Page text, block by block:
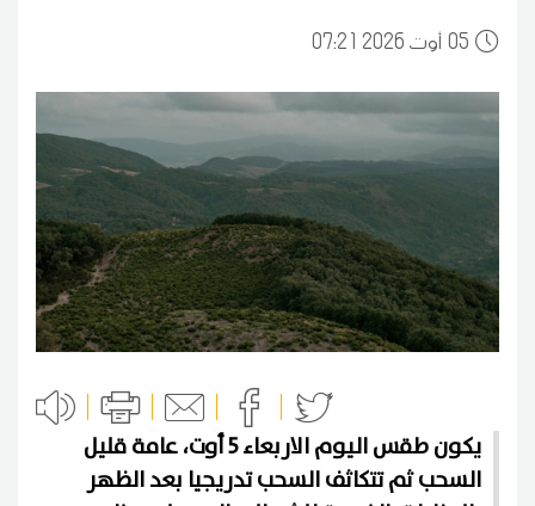
0507:21 2026 أوت
يكون طقس اليوم الاربعاء 5 أوت، عامة قليل
السحب ثم تتكاثف السحب تدريجيا بعد الظهر